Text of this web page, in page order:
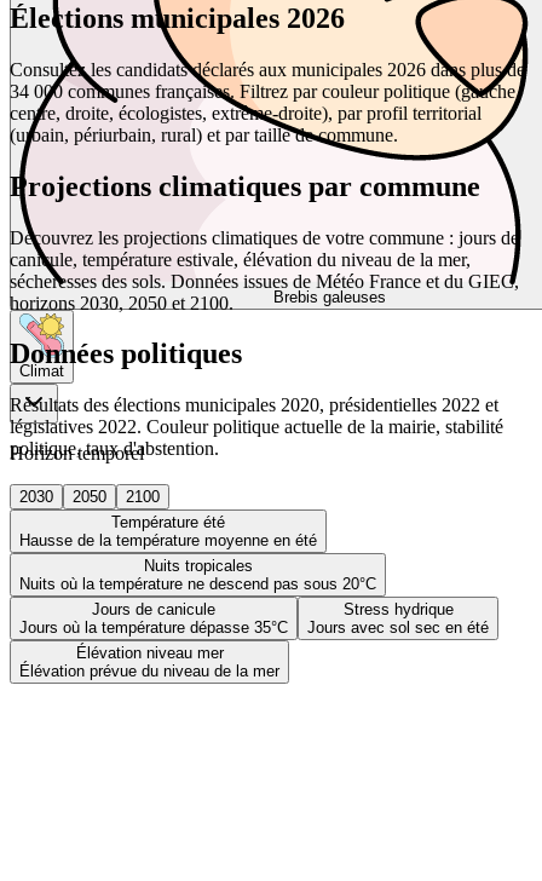
Brebis galeuses
Climat
Horizon temporel
2030 2050
2100
Température été
Hausse de la température moyenne en été
Nuits tropicales
Nuits où la température ne descend pas sous 20°C
Jours de canicule
Jours où la température dépasse 35°C
Stress hydrique
Jours avec sol sec en été
Élévation niveau mer
Élévation prévue du niveau de la mer
Élections municipales 2026
Consultez les candidats déclarés aux municipales 2026 dans plus de
34 000 communes françaises. Filtrez par couleur politique (gauche,
centre, droite, écologistes, extrême-droite), par profil territorial
(urbain, périurbain, rural) et par taille de commune.
Projections climatiques par commune
Découvrez les projections climatiques de votre commune : jours de
canicule, température estivale, élévation du niveau de la mer,
sécheresses des sols. Données issues de Météo France et du GIEC,
horizons 2030, 2050 et 2100.
Données politiques
Résultats des élections municipales 2020, présidentielles 2022 et
législatives 2022. Couleur politique actuelle de la mairie, stabilité
politique, taux d'abstention.